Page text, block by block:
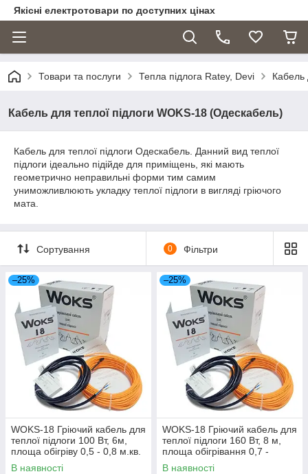
Якісні електротовари по доступних цінах
Товари та послуги Тепла підлога Ratey, Devi Кабель
Кабель для теплої підлоги WOKS-18 (Одескабель)
Кабель для теплої підлоги Одескабель. Данний вид теплої
підлоги ідеально підійде для приміщень, які мають
геометрично неправильні форми тим самим
униможливлюють укладку теплої підлоги в вигляді гріючого
мата.
Сортування 0 Фільтри
–25%
WOKS-18 Гріючий кабель для
теплої підлоги 100 Вт, 6м,
площа обігріву 0,5 - 0,8 м.кв.
(Одескабель)
В наявності
–25%
WOKS-18 Гріючий кабель для
теплої підлоги 160 Вт, 8 м,
площа обігрівання 0,7 -
1,0 м.кв. (Одескабель)
В наявності